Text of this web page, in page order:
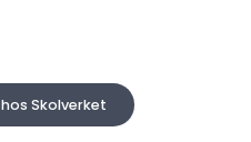
Skolverket